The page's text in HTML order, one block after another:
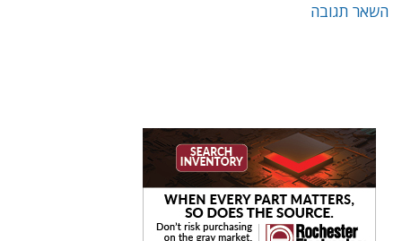
השאר תגובה